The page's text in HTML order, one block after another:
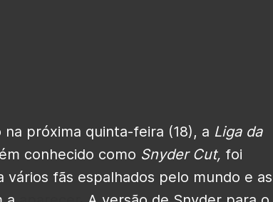
próxima quinta-feira (18), a Liga da
conhecido como Snyder Cut, foi
fãs espalhados pelo mundo e as